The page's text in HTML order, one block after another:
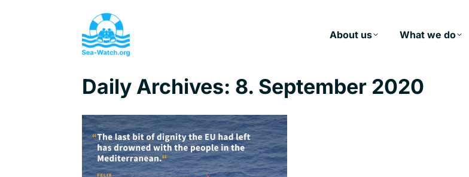
About us What we do
Daily Archives: 8. September 2020